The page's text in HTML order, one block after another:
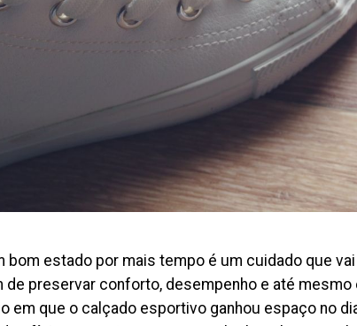
bom estado por mais tempo é um cuidado que
preservar conforto, desempenho e até mesmo
em que o calçado esportivo ganhou espaço no